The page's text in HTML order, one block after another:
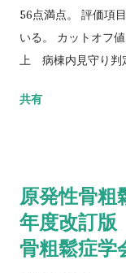
56点満点。 評価項
いる。 カットオフ
上 病棟内見守り判
TUG（Timed Up to
詳しい評価方法は
アンドゴーテスト
方法 助走路（各3m
共有
原発性骨
年度改訂
骨粗鬆症学